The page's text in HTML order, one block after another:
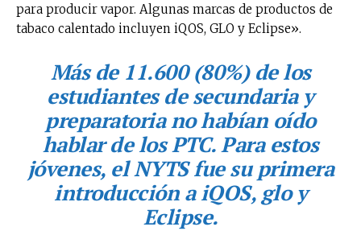
para producir vapor. Algunas marcas de productos de
tabaco calentado incluyen iQOS, GLO y Eclipse».
Más de 11.600 (80%) de los
estudiantes de secundaria y
preparatoria no habían oído
hablar de los PTC. Para estos
jóvenes, el NYTS fue su primera
introducción a iQOS, glo y
Eclipse.